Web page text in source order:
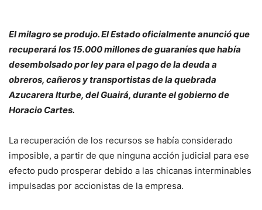
El milagro se produjo. El Estado oficialmente anunció que
recuperará los 15.000 millones de guaraníes que había
desembolsado por ley para el pago de la deuda a
obreros, cañeros y transportistas de la quebrada
Azucarera Iturbe, del Guairá, durante el gobierno de
Horacio Cartes.
La recuperación de los recursos se había considerado
imposible, a partir de que ninguna acción judicial para ese
efecto pudo prosperar debido a las chicanas interminables
impulsadas por accionistas de la empresa.